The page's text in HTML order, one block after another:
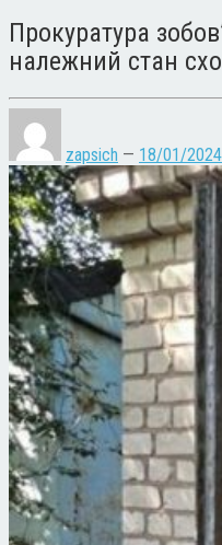
Прокуратура
належний стан
zapsich — 18/01/2024